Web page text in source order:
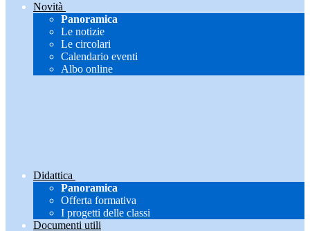
Novità
Panoramica
Le notizie
Le circolari
Calendario eventi
Albo online
Didattica
Panoramica
Offerta formativa
I progetti delle classi
Documenti utili